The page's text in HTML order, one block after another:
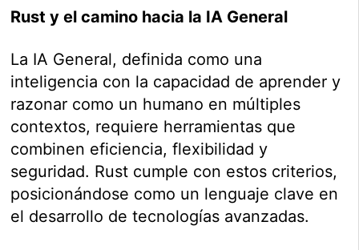
Rust y el camino hacia la IA General
La IA General, definida como una
inteligencia con la capacidad de aprender y
razonar como un humano en múltiples
contextos, requiere herramientas que
combinen eficiencia, flexibilidad y
seguridad. Rust cumple con estos criterios,
posicionándose como un lenguaje clave en
el desarrollo de tecnologías avanzadas.